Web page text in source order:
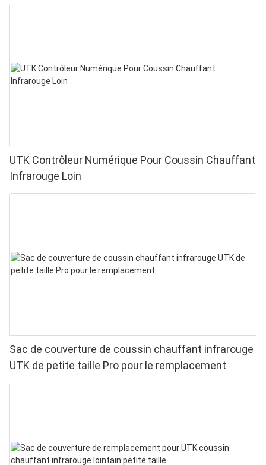
UTK Contrôleur Numérique Pour Coussin Chauffant
Infrarouge Loin
Sac de couverture de coussin chauffant infrarouge
UTK de petite taille Pro pour le remplacement